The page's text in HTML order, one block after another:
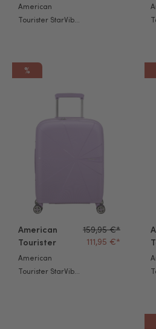
American
Tourister StarVibe
American Tourister StarVibe
%
American
Tourister
American
Tourister StarVibe
159,95 €*
111,95 €*